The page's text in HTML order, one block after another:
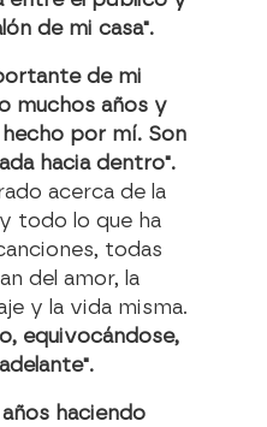
de mi casa".
de mi
muchos años y
por mí. Son
hacia dentro".
acerca de la
todo lo que ha
todas
del amor, la
y la vida misma.
equivocándose,
haciendo